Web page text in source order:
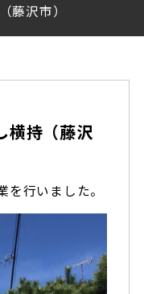
藤沢市）
横持（藤沢
行いました。